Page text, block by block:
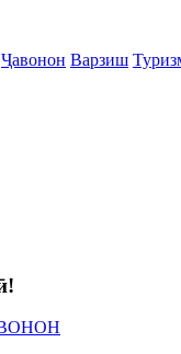
Ҷавонон Варзиш